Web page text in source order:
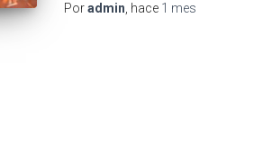
Poradmin , hace 1 mes